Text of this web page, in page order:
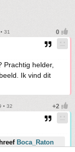
31
Prachtig helder,
Ik vind dit
• 32
Boca_Raton